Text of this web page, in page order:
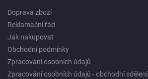
Doprava zboží
Reklamační řád
Jak nakupovat
Obchodní podmínky
Zpracování osobních údajů
Zpracování osobních údajů - obchodní sdělení